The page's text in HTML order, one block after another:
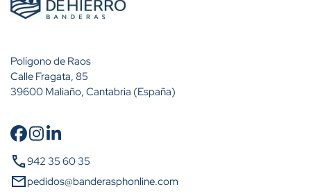
Cantidad
A partir de 10 unidades
Polígono de Raos
Calle Fragata, 85
39600 Maliaño, Cantabria (España)
call942 35 60 35
mailpedidos@banderasphonline.com